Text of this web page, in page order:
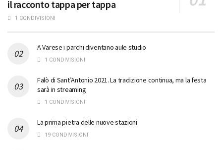
il racconto tappa per tappa
1 CONDIVISIONI
A Varese i parchi diventano aule studio
1 CONDIVISIONI
Falò di Sant’Antonio 2021. La tradizione continua, ma la festa
sarà in streaming
1 CONDIVISIONI
La prima pietra delle nuove stazioni
19 CONDIVISIONI